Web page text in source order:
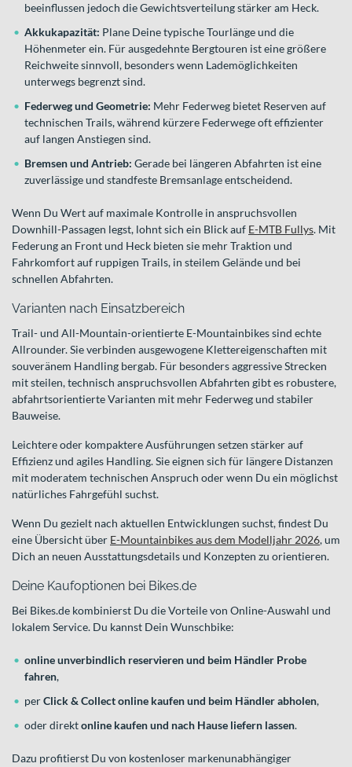
beeinflussen jedoch die Gewichtsverteilung stärker am Heck.
Akkukapazität: Plane Deine typische Tourlänge und die
Höhenmeter ein. Für ausgedehnte Bergtouren ist eine größere
Reichweite sinnvoll, besonders wenn Lademöglichkeiten
unterwegs begrenzt sind.
Federweg und Geometrie: Mehr Federweg bietet Reserven auf
technischen Trails, während kürzere Federwege oft effizienter
auf langen Anstiegen sind.
Bremsen und Antrieb: Gerade bei längeren Abfahrten ist eine
zuverlässige und standfeste Bremsanlage entscheidend.
Wenn Du Wert auf maximale Kontrolle in anspruchsvollen
Downhill-Passagen legst, lohnt sich ein Blick auf E-MTB Fullys. Mit
Federung an Front und Heck bieten sie mehr Traktion und
Fahrkomfort auf ruppigen Trails, in steilem Gelände und bei
schnellen Abfahrten.
Varianten nach Einsatzbereich
Trail- und All-Mountain-orientierte E-Mountainbikes sind echte
Allrounder. Sie verbinden ausgewogene Klettereigenschaften mit
souveränem Handling bergab. Für besonders aggressive Strecken
mit steilen, technisch anspruchsvollen Abfahrten gibt es robustere,
abfahrtsorientierte Varianten mit mehr Federweg und stabiler
Bauweise.
Leichtere oder kompaktere Ausführungen setzen stärker auf
Effizienz und agiles Handling. Sie eignen sich für längere Distanzen
mit moderatem technischen Anspruch oder wenn Du ein möglichst
natürliches Fahrgefühl suchst.
Wenn Du gezielt nach aktuellen Entwicklungen suchst, findest Du
eine Übersicht über E-Mountainbikes aus dem Modelljahr 2026, um
Dich an neuen Ausstattungsdetails und Konzepten zu orientieren.
Deine Kaufoptionen bei Bikes.de
Bei Bikes.de kombinierst Du die Vorteile von Online-Auswahl und
lokalem Service. Du kannst Dein Wunschbike:
online unverbindlich reservieren und beim Händler Probe
fahren,
perClick & Collect online kaufen und beim Händler abholen,
oder direktonline kaufen und nach Hause liefern lassen.
Dazu profitierst Du von kostenloser markenunabhängiger